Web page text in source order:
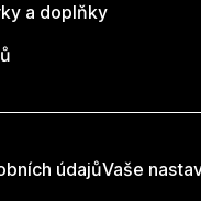
a doplňky
údajůVaše